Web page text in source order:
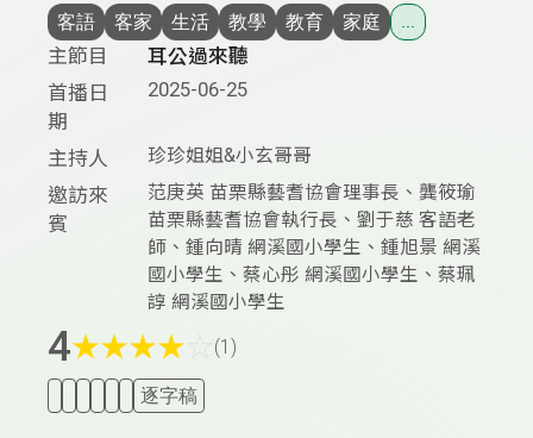
客語 客家 生活 教學 教育 家庭
主節目
耳公過來聽
首播日
期
2025-06-25
主持人 珍珍姐姐&小玄哥哥
邀訪來
賓
范庚英 苗栗縣藝耆協會理事長、龔筱瑜
苗栗縣藝耆協會執行長、劉于慈 客語老
師、鍾向晴 網溪國小學生、鍾旭景 網溪
國小學生、蔡心彤 網溪國小學生、蔡珮
諄 網溪國小學生
4★★★★ (1)
逐字稿